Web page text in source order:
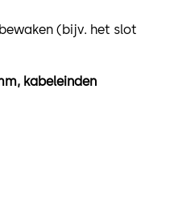
(bijv. het slot
kabeleinden